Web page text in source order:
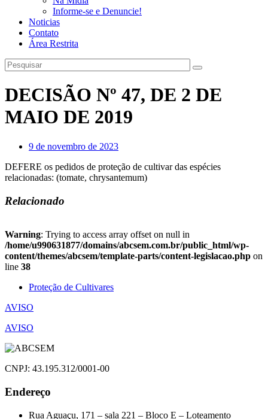
Informe-se e Denuncie!
Noticias
Contato
Área Restrita
DECISÃO Nº 47, DE 2 DE
MAIO DE 2019
9 de novembro de 2023
DEFERE os pedidos de proteção de cultivar das espécies
relacionadas: (tomate, chrysantemum)
Relacionado
Warning: Trying to access array offset on null in
/home/u990631877/domains/abcsem.com.br/public_html/wp-
content/themes/abcsem/template-parts/content-legislacao.php on
line 38
Proteção de Cultivares
Navegação
de
Post
AVISO
AVISO
CNPJ: 43.195.312/0001-00
Endereço
Rua Aguaçu, 171 – sala 221 – Bloco E – Loteamento